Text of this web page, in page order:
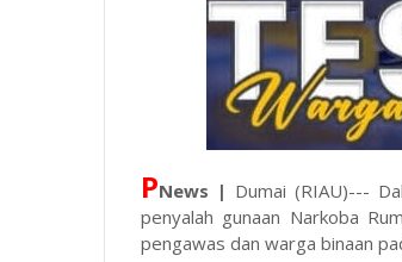
PNews | Dumai (RIAU)---
penyalah gunaan Narkoba
pengawas dan warga binaan